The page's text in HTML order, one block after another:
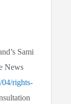
Sami
News
rights-